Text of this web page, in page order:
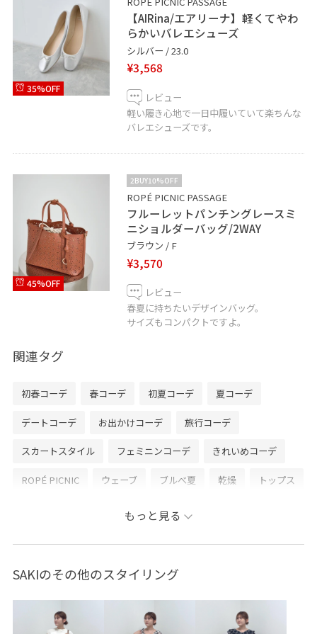
35%OFF
【AIRina/エアリーナ】軽くてやわ
らかいバレエシューズ
シルバー / 23.0
¥3,568
レビュー
軽い履き心地で一日中履いていて楽ちんな
バレエシューズです。
45%OFF
2BUY10%OFF
ROPÉ PICNIC PASSAGE
フルーレットパンチングレースミ
ニショルダーバッグ/2WAY
ブラウン / F
¥3,570
レビュー
春夏に持ちたいデザインバッグ。
サイズもコンパクトですよ。
関連タグ
初春コーデ 春コーデ 初夏コーデ 夏コーデ
デートコーデ お出かけコーデ 旅行コーデ
スカートスタイル フェミニンコーデ きれいめコーデ
ROPÉ PICNIC ウェーブ ブルべ夏 乾燥 トップス
ジャケット/アウター
ショルダーバッグ シューズ バレエシューズ
GIX16120 0318PRESS対象商品 26mother'sday
もっと見る
SAKIのその他のスタイリング